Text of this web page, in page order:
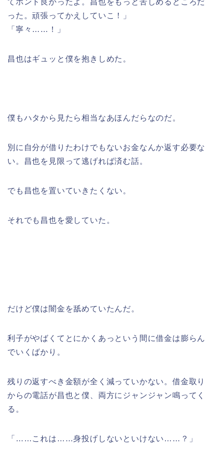
てホント良かったよ。昌也をもっと苦しめるところだ
った。頑張ってかえしていこ！」
「寧々……！」
昌也はギュッと僕を抱きしめた。
僕もハタから見たら相当なあほんだらなのだ。
別に自分が借りたわけでもないお金なんか返す必要な
い。昌也を見限って逃げれば済む話。
でも昌也を置いていきたくない。
それでも昌也を愛していた。
だけど僕は闇金を舐めていたんだ。
利子がやばくてとにかくあっという間に借金は膨らん
でいくばかり。
残りの返すべき金額が全く減っていかない。借金取り
からの電話が昌也と僕、両方にジャンジャン鳴ってく
る。
「……これは……身投げしないといけない……？」